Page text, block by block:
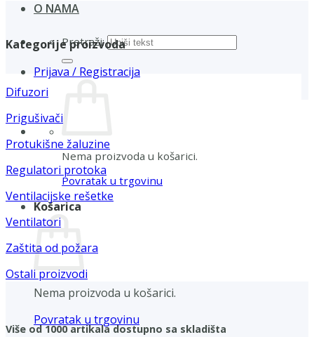
O NAMA
Pretraži:
Prijava / Registracija
Nema proizvoda u košarici.
Povratak u trgovinu
Košarica
Nema proizvoda u košarici.
Povratak u trgovinu
Kategorije proizvoda
Difuzori
Prigušivači
Protukišne žaluzine
Regulatori protoka
Ventilacijske rešetke
Ventilatori
Zaštita od požara
Ostali proizvodi
Više od 1000 artikala dostupno sa skladišta